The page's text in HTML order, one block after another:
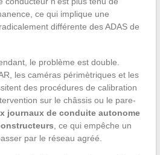
ce qui implique une
différente des ADAS de
le problème est double.
les caméras périmètriques et les
des procédures de calibration
sur le châssis ou le pare-
journaux de conduite autonome
, ce qui empêche un
par le réseau agréé.